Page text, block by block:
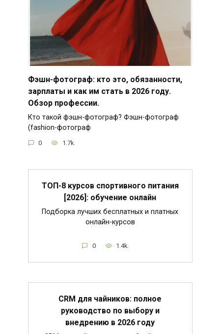
Фэшн-фотограф: кто это, обязанности,
зарплаты и как им стать в 2026 году.
Обзор профессии.
Кто такой фэшн-фотограф? Фэшн-фотограф
(fashion-фотограф
0 1.7k.
ТОП-8 курсов спортивного питания
[2026]: обучение онлайн
Подборка лучших бесплатных и платных
онлайн-курсов
0 1.4k.
CRM для чайников: полное
руководство по выбору и
внедрению в 2026 году